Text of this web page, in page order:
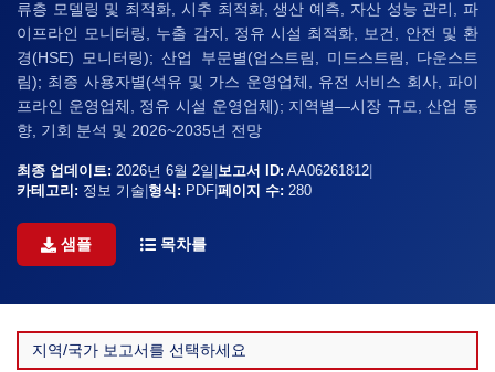
류층 모델링 및 최적화, 시추 최적화, 생산 예측, 자산 성능 관리, 파
이프라인 모니터링, 누출 감지, 정유 시설 최적화, 보건, 안전 및 환
경(HSE) 모니터링); 산업 부문별(업스트림, 미드스트림, 다운스트
림); 최종 사용자별(석유 및 가스 운영업체, 유전 서비스 회사, 파이
프라인 운영업체, 정유 시설 운영업체); 지역별—시장 규모, 산업 동
향, 기회 분석 및 2026~2035년 전망
최종 업데이트: 2026년 6월 2일 보고서 ID: AA06261812
카테고리: 정보 기술 형식: PDF 페이지 수: 280
샘플 목차를